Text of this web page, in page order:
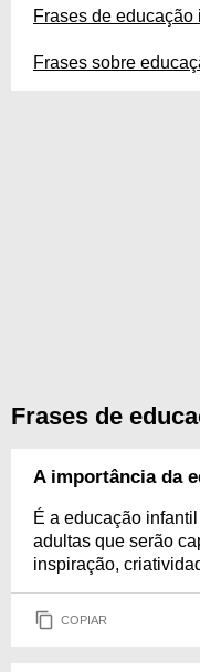
Frases de
Frases sobre
Frases de
A importância da
É a educação
adultas que serão
inspiração,
COPIAR